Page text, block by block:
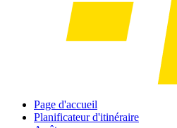
Page d'accueil
Planificateur d'itinéraire